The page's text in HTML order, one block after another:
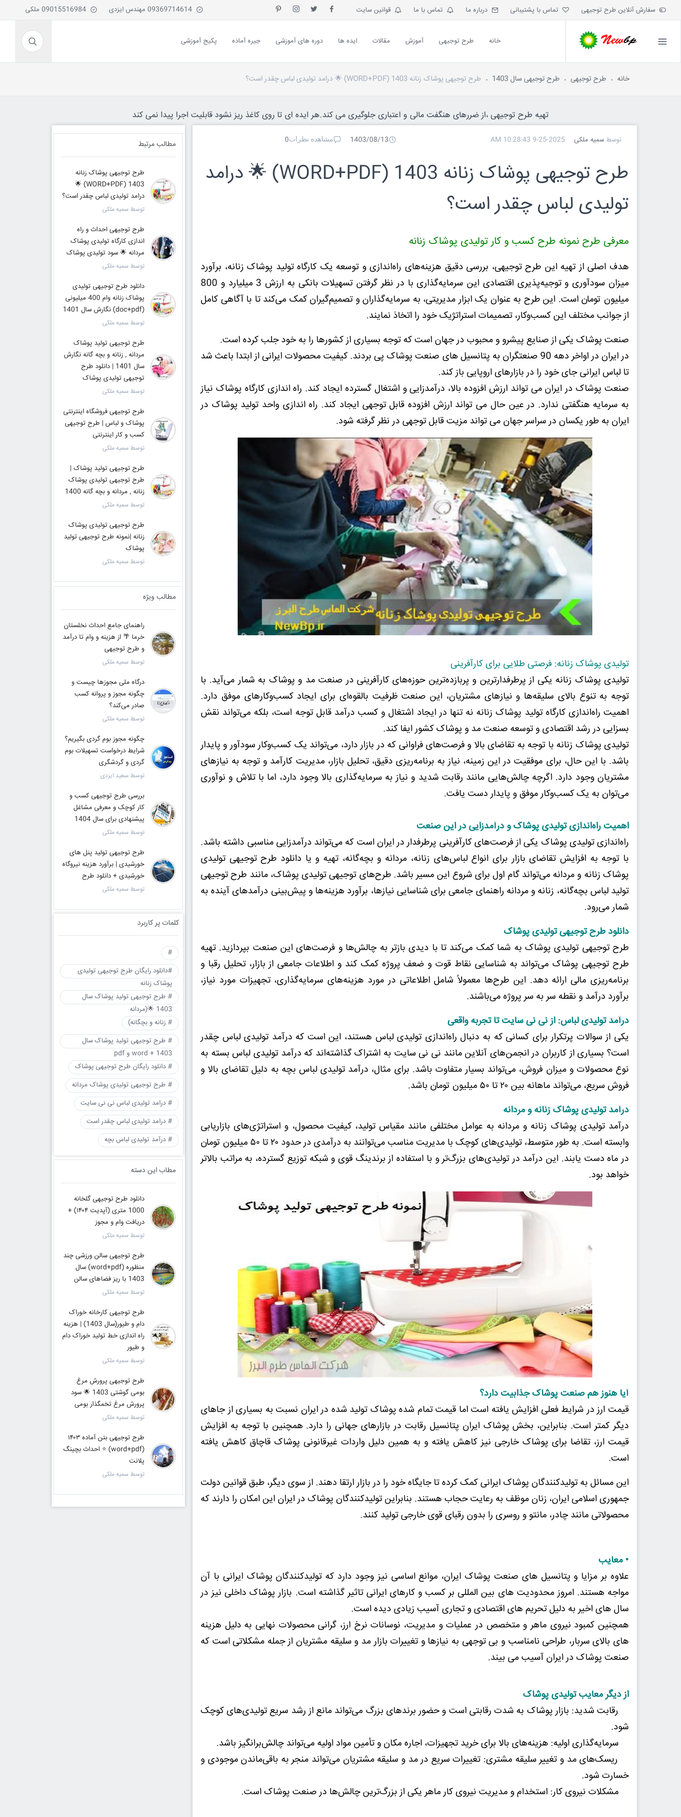
سفارش آنلاین طرح توجیهی تماس با پشتیبانی درباره ما تماس با ما قوانین سایت
خانه طرح توجیهی آموزش مقالات ایده ها دوره های آموزشی جیره آماده پکیج آموزشی
خانه طرح توجیهی طرح توجیهی سال 1403 طرح توجیهی پوشاک زنانه 1403 (WORD+PDF) 🌟 درامد تولیدی لباس چقدر است؟
تهیه طرح توجیهی ،از ضررهای هنگفت مالی و اعتباری جلوگیری می کند.هر ایده ای تا روی کاغذ ریز نشود قابلیت اجرا پیدا نمی کند
توسط سمیه ملکی 9-25-2025 10:28:43 AM
1403/08/13 مشاهده نظرات0
طرح توجیهی پوشاک زنانه 1403 (WORD+PDF) 🌟 درامد
تولیدی لباس چقدر است؟
معرفی طرح نمونه طرح کسب و کار تولیدی پوشاک زنانه
هدف اصلی از تهیه این طرح توجیهی، بررسی دقیق هزینه‌های راه‌اندازی و توسعه یک کارگاه تولید پوشاک زنانه، برآورد
میزان سودآوری و توجیه‌پذیری اقتصادی این سرمایه‌گذاری با در نظر گرفتن تسهیلات بانکی به ارزش 3 میلیارد و 800
میلیون تومان است. این طرح به عنوان یک ابزار مدیریتی، به سرمایه‌گذاران و تصمیم‌گیران کمک می‌کند تا با آگاهی کامل
از جوانب مختلف این کسب‌وکار، تصمیمات استراتژیک خود را اتخاذ نمایند.
صنعت پوشاک یکی از صنایع پیشرو و محبوب در جهان است که توجه بسیاری از کشورها را به خود جلب کرده است.
در ایران در اواخر دهه 90 صنعتگران به پتانسیل های صنعت پوشاک پی بردند. کیفیت محصولات ایرانی از ابتدا باعث شد
تا لباس ایرانی جای خود را در بازارهای اروپایی باز کند.
صنعت پوشاک در ایران می تواند ارزش افزوده بالا، درآمدزایی و اشتغال گسترده ایجاد کند. راه اندازی کارگاه پوشاک نیاز
به سرمایه هنگفتی ندارد. در عین حال می تواند ارزش افزوده قابل توجهی ایجاد کند. راه اندازی واحد تولید پوشاک در
ایران به طور یکسان در سراسر جهان می تواند مزیت قابل توجهی در نظر گرفته شود.
تولیدی پوشاک زنانه: فرصتی طلایی برای کارآفرینی
تولیدی پوشاک زنانه یکی از پرطرفدارترین و پربازده‌ترین حوزه‌های کارآفرینی در صنعت مد و پوشاک به شمار می‌آید. با
توجه به تنوع بالای سلیقه‌ها و نیازهای مشتریان، این صنعت ظرفیت بالقوه‌ای برای ایجاد کسب‌وکارهای موفق دارد.
اهمیت راه‌اندازی کارگاه تولید پوشاک زنانه نه تنها در ایجاد اشتغال و کسب درآمد قابل توجه است، بلکه می‌تواند نقش
بسزایی در رشد اقتصادی و توسعه صنعت مد و پوشاک کشور ایفا کند.
تولیدی پوشاک زنانه با توجه به تقاضای بالا و فرصت‌های فراوانی که در بازار دارد، می‌تواند یک کسب‌وکار سودآور و پایدار
باشد. با این حال، برای موفقیت در این زمینه، نیاز به برنامه‌ریزی دقیق، تحلیل بازار، مدیریت کارآمد و توجه به نیازهای
مشتریان وجود دارد. اگرچه چالش‌هایی مانند رقابت شدید و نیاز به سرمایه‌گذاری بالا وجود دارد، اما با تلاش و نوآوری
می‌توان به یک کسب‌وکار موفق و پایدار دست یافت.
اهمیت راه‌اندازی تولیدی پوشاک و درآمدزایی در این صنعت
راه‌اندازی تولیدی پوشاک یکی از فرصت‌های کارآفرینی پرطرفدار در ایران است که می‌تواند درآمدزایی مناسبی داشته باشد.
با توجه به افزایش تقاضای بازار برای انواع لباس‌های زنانه، مردانه و بچه‌گانه، تهیه و یا دانلود طرح توجیهی تولیدی
پوشاک زنانه و مردانه می‌تواند گام اول برای شروع این مسیر باشد. طرح‌های توجیهی تولیدی پوشاک، مانند طرح توجیهی
تولید لباس بچه‌گانه، زنانه و مردانه راهنمای جامعی برای شناسایی نیازها، برآورد هزینه‌ها و پیش‌بینی درآمدهای آینده به
شمار می‌رود.
دانلود طرح توجیهی تولیدی پوشاک
طرح توجیهی تولیدی پوشاک به شما کمک می‌کند تا با دیدی بازتر به چالش‌ها و فرصت‌های این صنعت بپردازید. تهیه
طرح توجیهی پوشاک می‌تواند به شناسایی نقاط قوت و ضعف پروژه کمک کند و اطلاعات جامعی از بازار، تحلیل رقبا و
برنامه‌ریزی مالی ارائه دهد. این طرح‌ها معمولاً شامل اطلاعاتی در مورد هزینه‌های سرمایه‌گذاری، تجهیزات مورد نیاز،
برآورد درآمد و نقطه سر به سر پروژه می‌باشند.
درآمد تولیدی لباس: از نی نی سایت تا تجربه واقعی
یکی از سوالات پرتکرار برای کسانی که به دنبال راه‌اندازی تولیدی لباس هستند، این است که درآمد تولیدی لباس چقدر
است؟ بسیاری از کاربران در انجمن‌های آنلاین مانند نی نی سایت به اشتراک گذاشته‌اند که درآمد تولیدی لباس بسته به
نوع محصولات و میزان فروش، می‌تواند بسیار متفاوت باشد. برای مثال، درآمد تولیدی لباس بچه به دلیل تقاضای بالا و
فروش سریع، می‌تواند ماهانه بین ۲۰ تا ۵۰ میلیون تومان باشد.
درآمد تولیدی پوشاک زنانه و مردانه
درآمد تولیدی پوشاک زنانه و مردانه به عوامل مختلفی مانند مقیاس تولید، کیفیت محصول، و استراتژی‌های بازاریابی
وابسته است. به طور متوسط، تولیدی‌های کوچک با مدیریت مناسب می‌توانند به درآمدی در حدود ۲۰ تا ۵۰ میلیون تومان
در ماه دست یابند. این درآمد در تولیدی‌های بزرگ‌تر و با استفاده از برندینگ قوی و شبکه توزیع گسترده، به مراتب بالاتر
خواهد بود.
آیا هنوز هم صنعت پوشاک جذابیت دارد؟
قیمت ارز در شرایط فعلی افزایش یافته است اما قیمت تمام شده پوشاک تولید شده در ایران نسبت به بسیاری از جاهای
دیگر کمتر است. بنابراین، بخش پوشاک ایران پتانسیل رقابت در بازارهای جهانی را دارد. همچنین با توجه به افزایش
قیمت ارز، تقاضا برای پوشاک خارجی نیز کاهش یافته و به همین دلیل واردات غیرقانونی پوشاک قاچاق کاهش یافته
است.
این مسائل به تولیدکنندگان پوشاک ایرانی کمک کرده تا جایگاه خود را در بازار ارتقا دهند. از سوی دیگر، طبق قوانین دولت
جمهوری اسلامی ایران، زنان موظف به رعایت حجاب هستند. بنابراین تولیدکنندگان پوشاک در ایران این امکان را دارند که
محصولاتی مانند چادر، مانتو و روسری را بدون رقبای قوی خارجی تولید کنند.
• معایب
علاوه بر مزایا و پتانسیل های صنعت پوشاک ایران، موانع اساسی نیز وجود دارد که تولیدکنندگان پوشاک ایرانی با آن
مواجه هستند. امروز محدودیت های بین المللی بر کسب و کارهای ایرانی تاثیر گذاشته است. بازار پوشاک داخلی نیز در
سال های اخیر به دلیل تحریم های اقتصادی و تجاری آسیب زیادی دیده است.
همچنین کمبود نیروی ماهر و متخصص در عملیات و مدیریت، نوسانات نرخ ارز، گرانی محصولات نهایی به دلیل هزینه
های بالای سربار، طراحی نامناسب و بی توجهی به نیازها و تغییرات بازار مد و سلیقه مشتریان از جمله مشکلاتی است که
صنعت پوشاک در ایران آسیب می بیند.
از دیگر معایب تولیدی پوشاک
رقابت شدید: بازار پوشاک به شدت رقابتی است و حضور برندهای بزرگ می‌تواند مانع از رشد سریع تولیدی‌های کوچک
شود.
سرمایه‌گذاری اولیه: هزینه‌های بالا برای خرید تجهیزات، اجاره مکان و تأمین مواد اولیه می‌تواند چالش‌برانگیز باشد.
ریسک‌های مد و تغییر سلیقه مشتری: تغییرات سریع در مد و سلیقه مشتریان می‌تواند منجر به باقی‌ماندن موجودی و
خسارت شود.
مشکلات نیروی کار: استخدام و مدیریت نیروی کار ماهر یکی از بزرگ‌ترین چالش‌ها در صنعت پوشاک است.
مطالب مرتبط
طرح توجیهی پوشاک زنانه
1403 (WORD+PDF) 🌟
درامد تولیدی لباس چقدر است؟
توسط سمیه ملکی
طرح توجیهی احداث و راه
اندازی کارگاه تولیدی پوشاک
مردانه 🌟 سود تولیدی پوشاک
توسط سمیه ملکی
دانلود طرح توجیهی تولیدی
پوشاک زنانه وام 400 میلیونی
(doc+pdf) نگارش سال 1401
توسط سمیه ملکی
طرح توجیهی تولید پوشاک
مردانه , زنانه و بچه گانه نگارش
سال 1401 | دانلود طرح
توجیهی تولیدی پوشاک
توسط سمیه ملکی
طرح توجیهی فروشگاه اینترنتی
پوشاک و لباس | طرح توجیهی
کسب و کار اینترنتی
توسط سمیه ملکی
طرح توجیهی تولید پوشاک |
طرح توجیهی تولیدی پوشاک
زنانه , مردانه و بچه گانه 1400
توسط سمیه ملکی
طرح توجیهی تولیدی پوشاک
زنانه |نمونه طرح توجیهی تولید
پوشاک
توسط سمیه ملکی
مطالب ویژه
راهنمای جامع احداث نخلستان
خرما 🌴 از هزینه و وام تا درآمد
و طرح توجیهی
توسط سمیه ملکی
درگاه ملی مجوزها چیست و
چگونه مجوز و پروانه کسب
صادر می‌کند؟
توسط سمیه ملکی
چگونه مجوز بوم گردی بگیریم؟
شرایط درخواست تسهیلات بوم
گردی و گردشگری
توسط سعید ایزدی
بررسی طرح توجیهی کسب و
کار کوچک و معرفی مشاغل
پیشنهادی برای سال 1404
توسط سمیه ملکی
طرح توجیهی تولید پنل های
خورشیدی | برآورد هزینه نیروگاه
خورشیدی + دانلود طرح
توسط سمیه ملکی
کلمات پر کاربرد
#
#دانلود رایگان طرح توجیهی تولیدی
پوشاک زنانه
# طرح توجیهی تولید پوشاک سال
1403 🌟(مردانه
# زنانه و بچگانه)
# طرح توجیهی تولید پوشاک سال
1403 + word و pdf
# دانلود رایگان طرح توجیهی پوشاک
# طرح توجیهی تولیدی پوشاک مردانه
# درامد تولیدی لباس نی نی سایت
# درامد تولیدی لباس چقدر است
# درآمد تولیدی لباس بچه
مطاب این دسته
دانلود طرح توجیهی گلخانه
1000 متری (آپدیت ۱۴۰۴) +
دریافت وام و مجوز
توسط سمیه ملکی
طرح توجیهی سالن ورزشی چند
منظوره (word+pdf) سال
1403 با ریز فضاهای سالن
توسط سمیه ملکی
طرح توجیهی کارخانه خوراک
دام و طیور(سال 1403) | هزینه
راه اندازی خط تولید خوراک دام
و طیور
توسط سمیه ملکی
طرح توجیهی پرورش مرغ
بومی گوشتی 1403 🌟 سود
پرورش مرغ تخمگذار بومی
توسط سمیه ملکی
طرح توجیهی بتن آماده ۱۴۰۳
(word+pdf) ⭐ احداث بچینگ
پلانت
توسط سمیه ملکی